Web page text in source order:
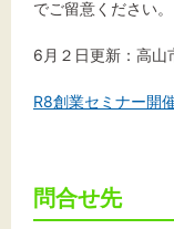
でご留意ください。
6月２日更新：高山
R8創業セミナー開
問合せ先